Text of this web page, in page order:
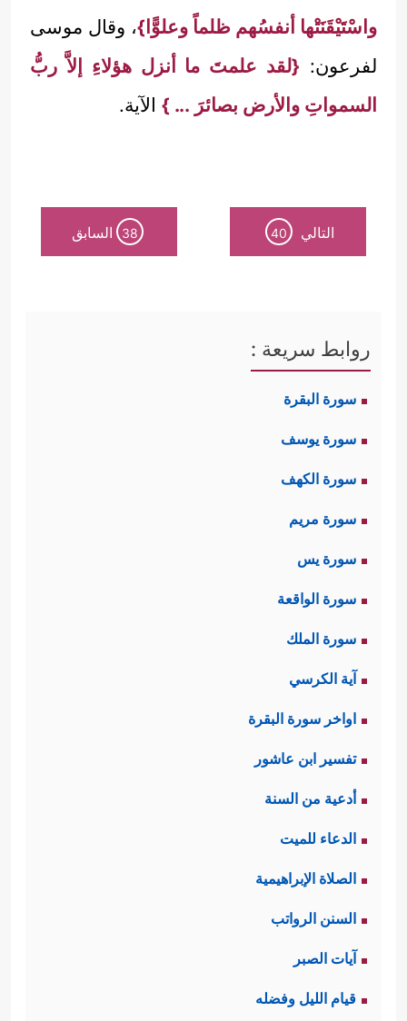
واسْتَيْقَنَتْها أنفسُهم ظلماً وعلوًّا}، وقال موسى
لفرعون: {لقد علمتَ ما أنزل هؤلاءِ إلاَّ ربُّ
السمواتِ والأرض بصائرَ ... } الآية.
التالي 40
38 السابق
روابط سريعة :
سورة البقرة
سورة يوسف
سورة الكهف
سورة مريم
سورة يس
سورة الواقعة
سورة الملك
آية الكرسي
اواخر سورة البقرة
تفسير ابن عاشور
أدعية من السنة
الدعاء للميت
الصلاة الإبراهيمية
السنن الرواتب
آيات الصبر
قيام الليل وفضله